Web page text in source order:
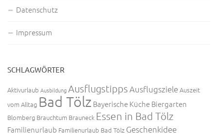
Datenschutz
Impressum
SCHLAGWÖRTER
Aktivurlaub AusbildungAusflugstippsAusflugszieleAuszeit
vom Alltag Bad Tölz Bayerische KücheBiergarten
Blomberg Brauchtum Brauneck Essen in Bad Tölz
Familienurlaub Familienurlaub Bad Tölz Geschenkidee